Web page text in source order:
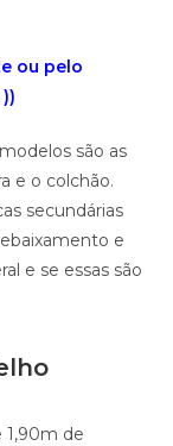
ou pelo
são as
e o colchão.
secundárias
e
e se essas são
1,90m de